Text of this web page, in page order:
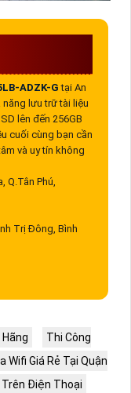
ADZK-G tại An
lưu trữ tài liệu
lên đến 256GB
cuối cùng bạn cần
và uy tín không
Q.Tân Phú,
Trị Đông, Bình
Thi Công
Wifi Giá Rẻ Tại Quận
Điện Thoại